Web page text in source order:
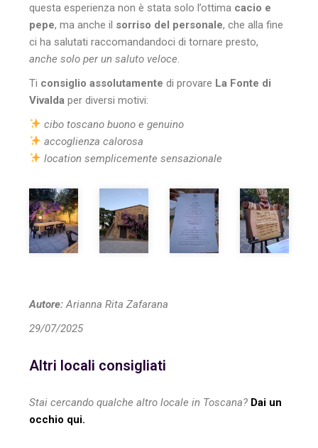
questa esperienza non è stata solo l’ottima cacio e
pepe, ma anche il sorriso del personale, che alla fine
ci ha salutati raccomandandoci di tornare presto,
anche solo per un saluto veloce
Ti consiglio assolutamente di provare La Fonte di
Vivalda per diversi motivi:
cibo toscano buono e genuino
accoglienza calorosa
location semplicemente sensazionale
Autore:Arianna Rita Zafarana
29/07/2025
Altri locali consigliati
Stai cercando qualche altro locale in Toscana? Dai un
occhio qui.